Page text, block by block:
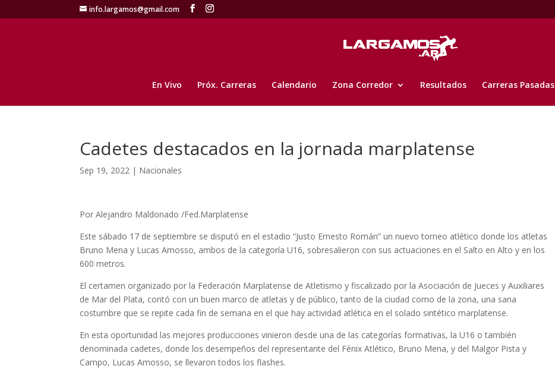
info.largamos@gmail.com
En Vivo Próx. Carreras Calendario Zona Corredor Resultados Carreras Pasadas
Cadetes destacados en la jornada marplatense
Sep 19, 2022 | Nacionales
Por Alejandro Maldonado /Fed.Marplatense
Este sábado 17 de septiembre se disputó en el estadio “Justo Ernesto Román” un nuevo torneo atlético donde los atletas
Bruno Mena y Lucas Amosso, ambos de la categoría U16, sobresalieron con sus actuaciones en el Salto en Alto y en los
600 metros.
El certamen organizado por la Federación Marplatense de Atletismo y fiscalizado por la Asociación de Jueces y Auxiliares
de Mar del Plata, contó con un buen marco de atletas y de público, tanto de la ciudad como de la zona, una sana
costumbre que se repite cada fin de semana en el que hay actividad atlética en el solado sintético marplatense.
En esta oportunidad las mejores producciones vinieron desde una de las categorías formativas, la U16 o también
denominada cadetes, donde los desempeños del representante del Fénix Atlético, Bruno Mena, y del Malgor Pista y
Campo, Lucas Amosso, se llevaron todos los flashes.